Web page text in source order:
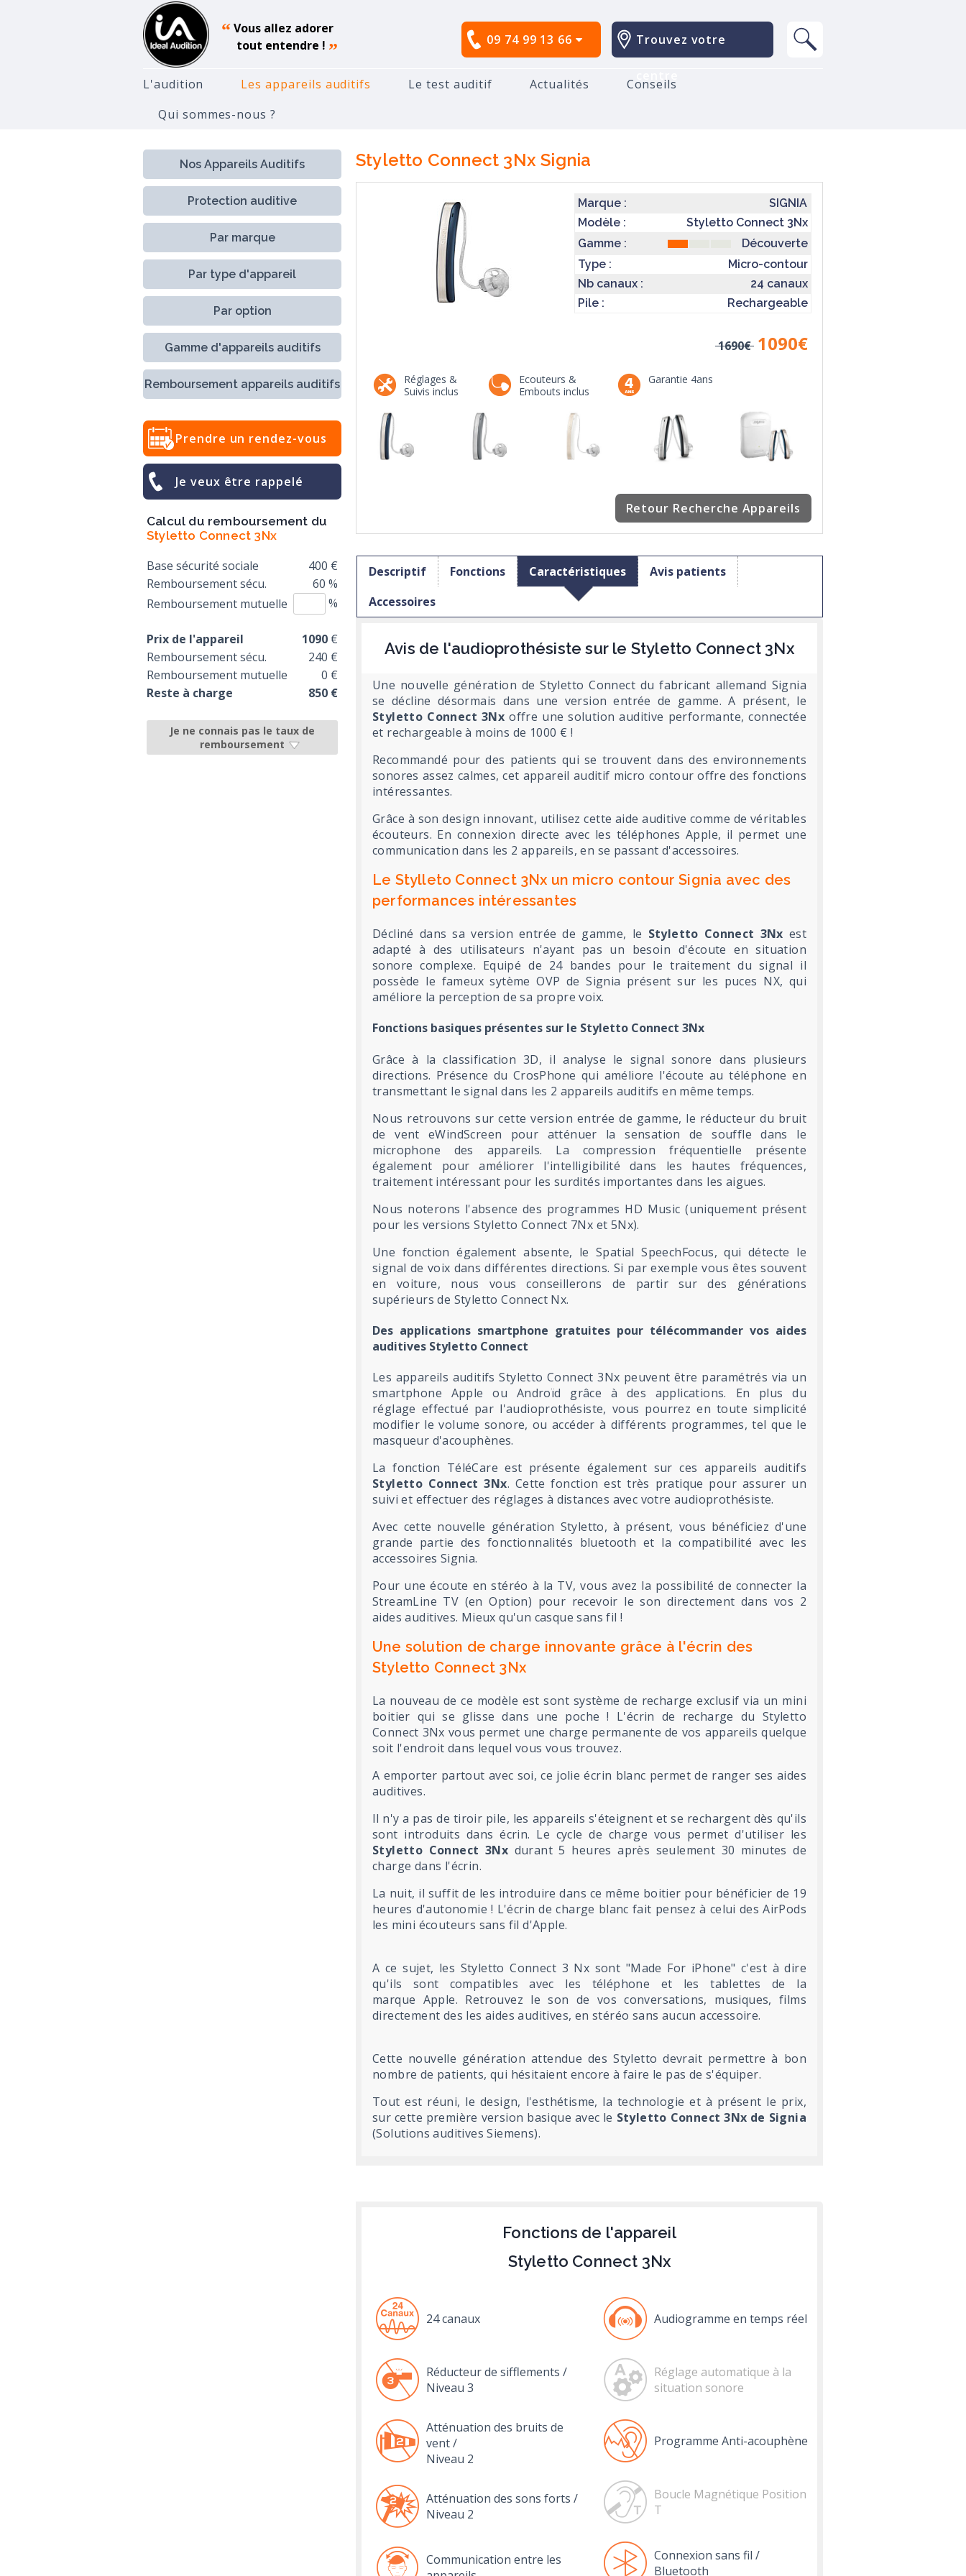
Trouvez votre
09 74 99 13 66
“Vous allez adorer
tout entendre ! ”
L'audition Les appareils auditifs Le test auditif Actualités
Conseils
Qui sommes-nous ?
Accueil Appareils Auditifs
Styletto Connect 3Nx Signia
Marque :
SIGNIA
Modèle :
Styletto Connect 3Nx
Gamme :
Découverte
Type :
Micro-contour
Nb canaux :
24 canaux
Pile :
Rechargeable
1690€ 1090€
Réglages &
Suivis inclus
Ecouteurs &
Embouts inclus
Garantie 4ans
Retour Recherche Appareils
Descriptif Fonctions Caractéristiques
Avis patients
Accessoires
Avis de l'audioprothésiste sur le Styletto Connect 3Nx
Une nouvelle génération de Styletto Connect du fabricant allemand Signia
se décline désormais dans une version entrée de gamme. A présent, le
Styletto Connect 3Nx offre une solution auditive performante, connectée
et rechargeable à moins de 1000 € !
Recommandé pour des patients qui se trouvent dans des environnements
sonores assez calmes, cet appareil auditif micro contour offre des fonctions
intéressantes.
Grâce à son design innovant, utilisez cette aide auditive comme de véritables
écouteurs. En connexion directe avec les téléphones Apple, il permet une
communication dans les 2 appareils, en se passant d'accessoires.
Le Stylleto Connect 3Nx un micro contour Signia avec des
performances intéressantes
Décliné dans sa version entrée de gamme, le Styletto Connect 3Nx est
adapté à des utilisateurs n'ayant pas un besoin d'écoute en situation
sonore complexe. Equipé de 24 bandes pour le traitement du signal il
possède le fameux sytème OVP de Signia présent sur les puces NX, qui
améliore la perception de sa propre voix.
Fonctions basiques présentes sur le Styletto Connect 3Nx
Grâce à la classification 3D, il analyse le signal sonore dans plusieurs
directions. Présence du CrosPhone qui améliore l'écoute au téléphone en
transmettant le signal dans les 2 appareils auditifs en même temps.
Nous retrouvons sur cette version entrée de gamme, le réducteur du bruit
de vent eWindScreen pour atténuer la sensation de souffle dans le
microphone des appareils. La compression fréquentielle présente
également pour améliorer l'intelligibilité dans les hautes fréquences,
traitement intéressant pour les surdités importantes dans les aigues.
Nous noterons l'absence des programmes HD Music (uniquement présent
pour les versions Styletto Connect 7Nx et 5Nx).
Une fonction également absente, le Spatial SpeechFocus, qui détecte le
signal de voix dans différentes directions. Si par exemple vous êtes souvent
en voiture, nous vous conseillerons de partir sur des générations
supérieurs de Styletto Connect Nx.
Des applications smartphone gratuites pour télécommander vos aides
auditives Styletto Connect
Les appareils auditifs Styletto Connect 3Nx peuvent être paramétrés via un
smartphone Apple ou Androïd grâce à des applications. En plus du
réglage effectué par l'audioprothésiste, vous pourrez en toute simplicité
modifier le volume sonore, ou accéder à différents programmes, tel que le
masqueur d'acouphènes.
La fonction TéléCare est présente également sur ces appareils auditifs
Styletto Connect 3Nx. Cette fonction est très pratique pour assurer un
suivi et effectuer des réglages à distances avec votre audioprothésiste.
Avec cette nouvelle génération Styletto, à présent, vous bénéficiez d'une
grande partie des fonctionnalités bluetooth et la compatibilité avec les
accessoires Signia.
Pour une écoute en stéréo à la TV, vous avez la possibilité de connecter la
StreamLine TV (en Option) pour recevoir le son directement dans vos 2
aides auditives. Mieux qu'un casque sans fil !
Une solution de charge innovante grâce à l'écrin des
Styletto Connect 3Nx
La nouveau de ce modèle est sont système de recharge exclusif via un mini
boitier qui se glisse dans une poche ! L'écrin de recharge du Styletto
Connect 3Nx vous permet une charge permanente de vos appareils quelque
soit l'endroit dans lequel vous vous trouvez.
A emporter partout avec soi, ce jolie écrin blanc permet de ranger ses aides
auditives.
Il n'y a pas de tiroir pile, les appareils s'éteignent et se rechargent dès qu'ils
sont introduits dans écrin. Le cycle de charge vous permet d'utiliser les
Styletto Connect 3Nx durant 5 heures après seulement 30 minutes de
charge dans l'écrin.
La nuit, il suffit de les introduire dans ce même boitier pour bénéficier de 19
heures d'autonomie ! L'écrin de charge blanc fait pensez à celui des AirPods
les mini écouteurs sans fil d'Apple.
A ce sujet, les Styletto Connect 3 Nx sont "Made For iPhone" c'est à dire
qu'ils sont compatibles avec les téléphone et les tablettes de la
marque Apple. Retrouvez le son de vos conversations, musiques, films
directement des les aides auditives, en stéréo sans aucun accessoire.
Cette nouvelle génération attendue des Styletto devrait permettre à bon
nombre de patients, qui hésitaient encore à faire le pas de s'équiper.
Tout est réuni, le design, l'esthétisme, la technologie et à présent le prix,
sur cette première version basique avec le Styletto Connect 3Nx de Signia
(Solutions auditives Siemens).
Fonctions de l'appareil
Styletto Connect 3Nx
24 canaux
Réducteur de sifflements /
Niveau 3
Atténuation des bruits de
vent /
Niveau 2
Atténuation des sons forts /
Niveau 2
Communication entre les
Audiogramme en temps réel
Réglage automatique à la
situation sonore
Programme Anti-acouphène
Boucle Magnétique Position
T
Connexion sans fil /
Bluetooth
Nos Appareils Auditifs
Protection auditive
Par marque
Par type d'appareil
Par option
Gamme d'appareils auditifs
Remboursement appareils auditifs
Prendre un rendez-vous
Je veux être rappelé
Calcul du remboursement du
Styletto Connect 3Nx
Base sécurité sociale
400 €
Remboursement sécu.
60 %
Remboursement mutuelle
%
Prix de l'appareil 1090 €
Remboursement sécu.
240 €
Remboursement mutuelle
0 €
Reste à charge
850 €
Je ne connais pas le taux de
remboursement